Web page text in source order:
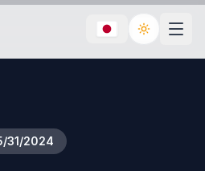
Toggle
31/2024